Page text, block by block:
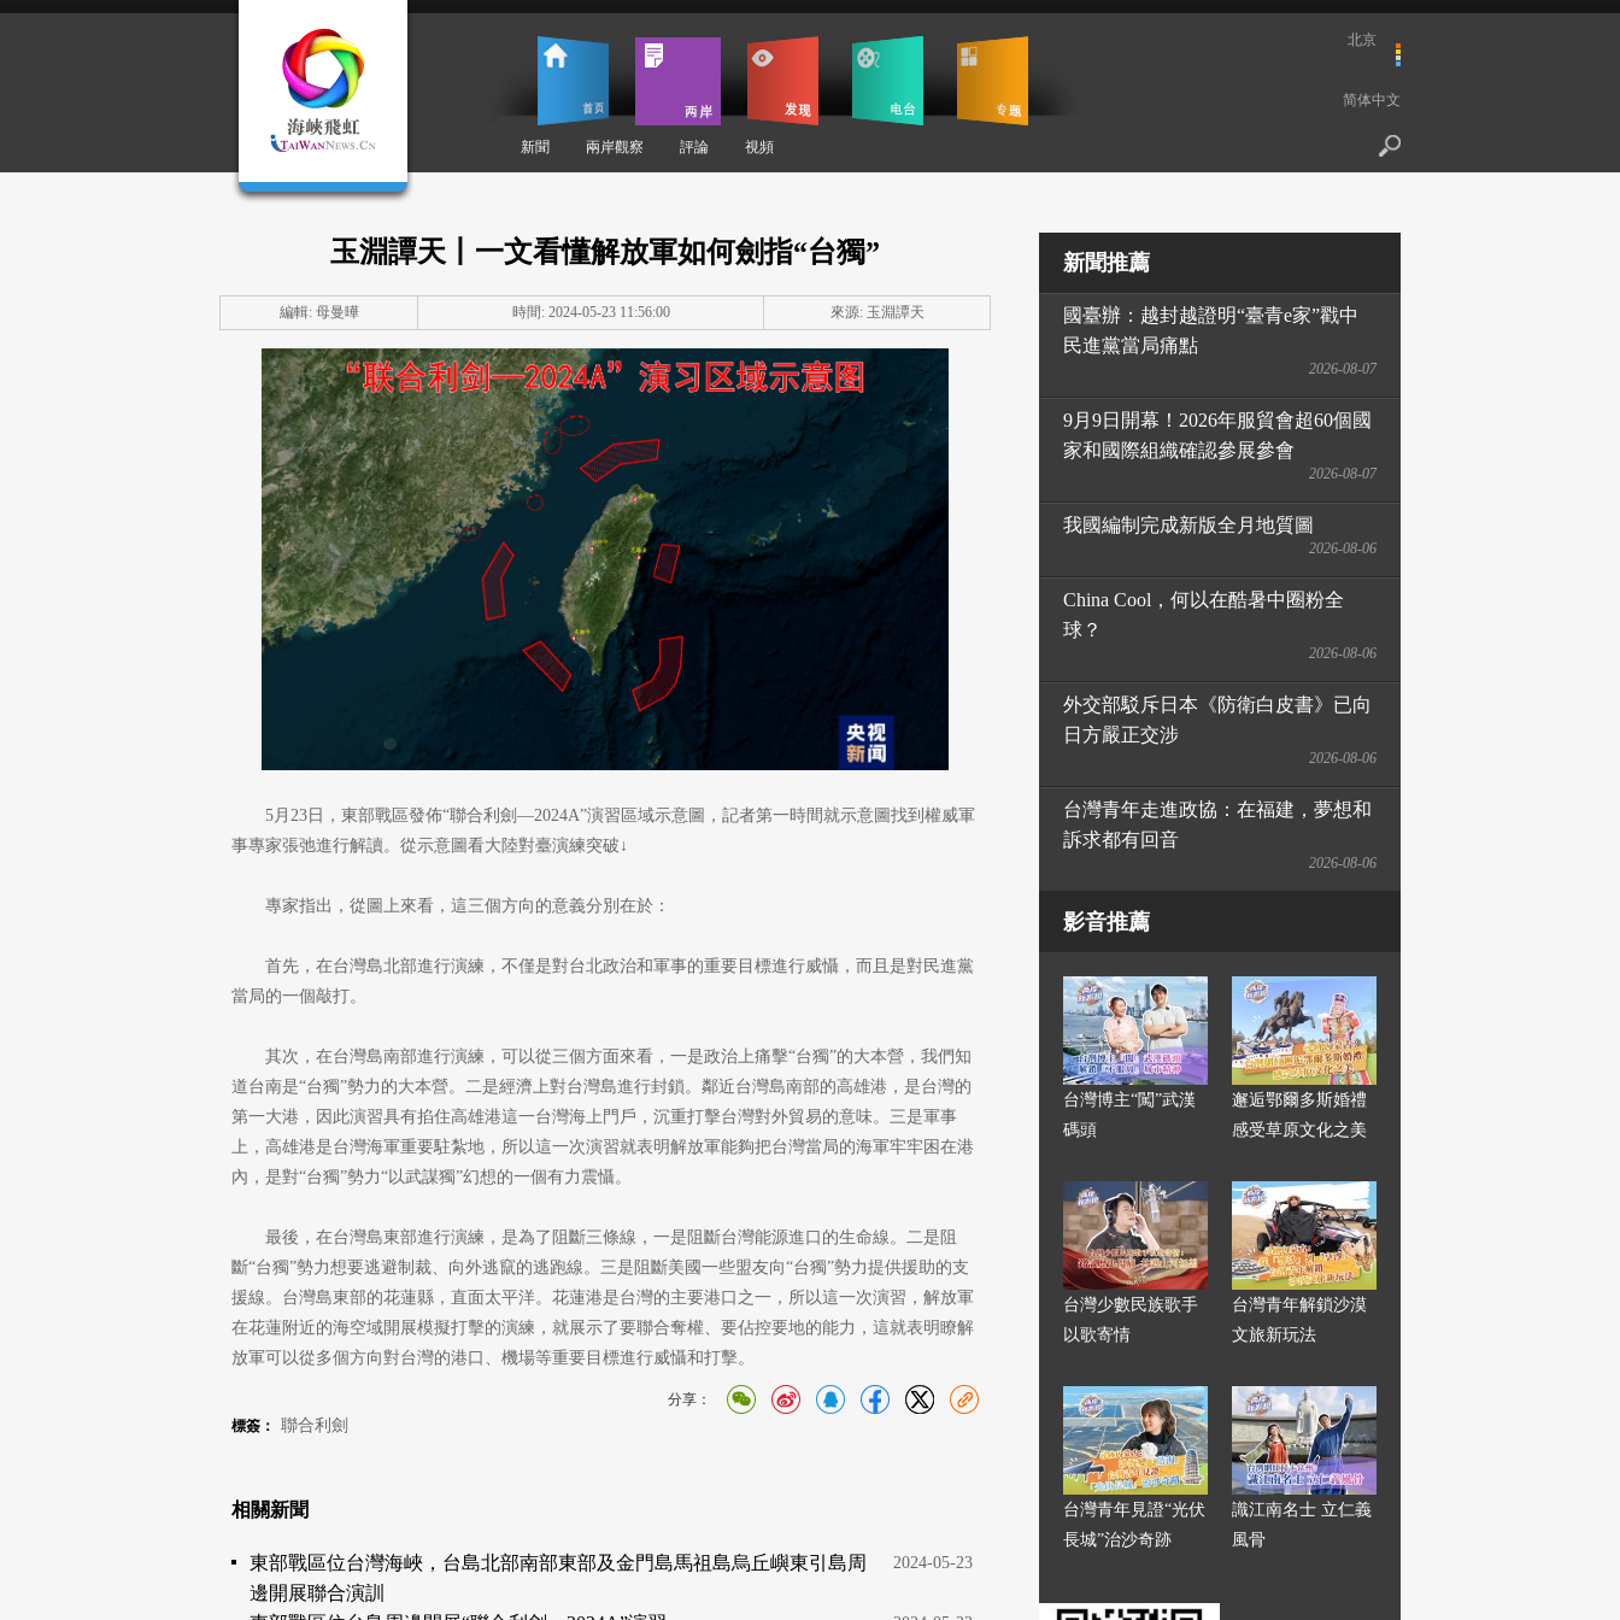
新聞 兩岸觀察 評論 視頻
北京
简体中文
玉淵譚天丨一文看懂解放軍如何劍指“台獨”
編輯: 母曼曄 時間: 2024-05-23 11:56:00 來源: 玉淵譚天
5月23日，東部戰區發佈“聯合利劍—2024A”演習區域示意圖，記者第一時間就示意圖找到權威軍
事專家張弛進行解讀。從示意圖看大陸對臺演練突破↓
專家指出，從圖上來看，這三個方向的意義分別在於：
首先，在台灣島北部進行演練，不僅是對台北政治和軍事的重要目標進行威懾，而且是對民進黨
當局的一個敲打。
其次，在台灣島南部進行演練，可以從三個方面來看，一是政治上痛擊“台獨”的大本營，我們知
道台南是“台獨”勢力的大本營。二是經濟上對台灣島進行封鎖。鄰近台灣島南部的高雄港，是台灣的
第一大港，因此演習具有掐住高雄港這一台灣海上門戶，沉重打擊台灣對外貿易的意味。三是軍事
上，高雄港是台灣海軍重要駐紮地，所以這一次演習就表明解放軍能夠把台灣當局的海軍牢牢困在港
內，是對“台獨”勢力“以武謀獨”幻想的一個有力震懾。
最後，在台灣島東部進行演練，是為了阻斷三條線，一是阻斷台灣能源進口的生命線。二是阻
斷“台獨”勢力想要逃避制裁、向外逃竄的逃跑線。三是阻斷美國一些盟友向“台獨”勢力提供援助的支
援線。台灣島東部的花蓮縣，直面太平洋。花蓮港是台灣的主要港口之一，所以這一次演習，解放軍
在花蓮附近的海空域開展模擬打擊的演練，就展示了要聯合奪權、要佔控要地的能力，這就表明瞭解
放軍可以從多個方向對台灣的港口、機場等重要目標進行威懾和打擊。
分享：
標簽：
聯合利劍
相關新聞
2024-05-23
東部戰區位台灣海峽，台島北部南部東部及金門島馬祖島烏丘嶼東引島周
邊開展聯合演訓
新聞推薦
國臺辦：越封越證明“臺青e家”戳中
民進黨當局痛點
2026-08-07
9月9日開幕！2026年服貿會超60個國
家和國際組織確認參展參會
2026-08-07
我國編制完成新版全月地質圖
2026-08-06
China Cool，何以在酷暑中圈粉全
球？
2026-08-06
外交部駁斥日本《防衛白皮書》已向
日方嚴正交涉
2026-08-06
台灣青年走進政協：在福建，夢想和
訴求都有回音
2026-08-06
影音推薦
台灣博主“闖”武漢
碼頭
邂逅鄂爾多斯婚禮
感受草原文化之美
台灣少數民族歌手
以歌寄情
台灣青年解鎖沙漠
文旅新玩法
台灣青年見證“光伏
長城”治沙奇跡
識江南名士 立仁義
風骨